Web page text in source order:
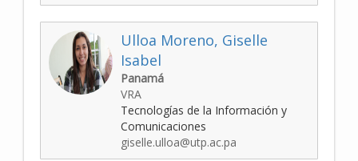
Ulloa Moreno, Giselle
Isabel
Panamá
VRA
Tecnologías de la Información y
Comunicaciones
giselle.ulloa@utp.ac.pa